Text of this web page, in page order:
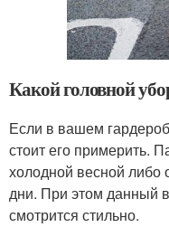
Какой головной
Если в вашем
стоит его примерить.
холодной весной
дни. При этом данный
смотрится стильно.